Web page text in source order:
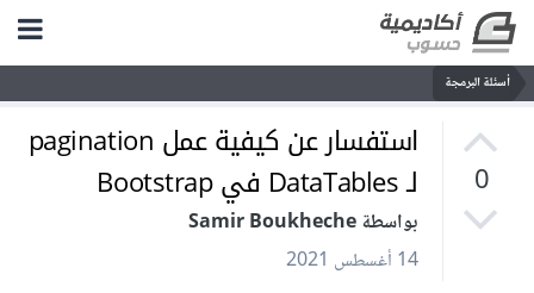
أسئلة البرمجة
0
استفسار عن كيفية عمل pagination
لـ DataTables في Bootstrap
بواسطة Samir Boukheche
14 أغسطس 2021